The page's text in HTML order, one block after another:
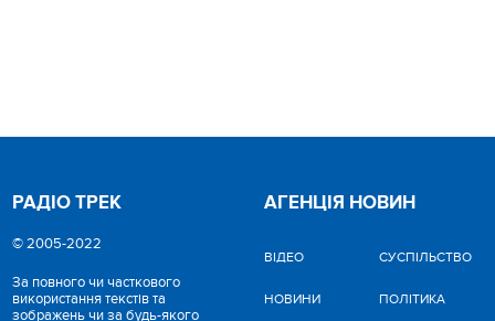
РАДІО ТРЕК
© 2005-2022
За повного чи часткового
використання текстів та
зображень чи за будь-якого
АГЕНЦІЯ НОВИН
ВІДЕО
НОВИНИ
CУСПІЛЬСТВО
ПОЛІТИКА